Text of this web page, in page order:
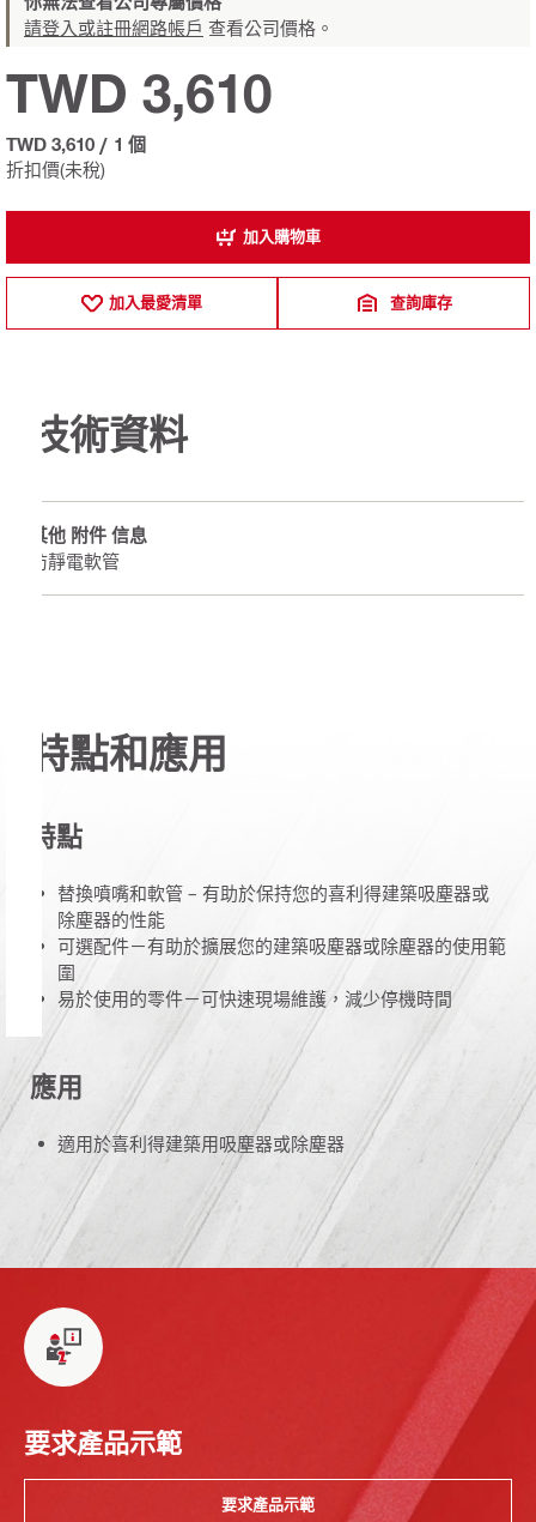
請登入或註冊網路帳戶 查看公司價格。
折扣價(未稅)
TWD 3,610
TWD 3,610 / 1 個
加入購物車
加入最愛清單 查詢庫存
技術資料
其他 附件 信息
防靜電軟管
特點和應用
特點
替換噴嘴和軟管 – 有助於保持您的喜利得建築吸塵器或
除塵器的性能
可選配件－有助於擴展您的建築吸塵器或除塵器的使用範
圍
易於使用的零件－可快速現場維護，減少停機時間
應用
適用於喜利得建築用吸塵器或除塵器
要求產品示範
要求產品示範